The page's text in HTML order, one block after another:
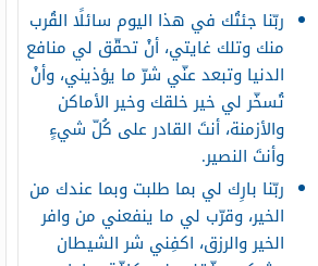
ربّنا جئتُك في هذا اليوم سائلًا القُرب
منك وتلك غايتي، أنْ تحقّق لي منافع
الدنيا وتبعد عنّي شرّ ما يؤذيني، وأنْ
تُسخّر لي خير خلقك وخير الأماكن
والأزمنة، أنتَ القادر على كُلّ شيءٍ
وأنتَ النصير.
ربّنا بارِك لي بما طلبت وبما عندك من
الخير، وقرّب لي ما ينفعني من وافر
الخير والرزق، اكفِني شر الشيطان